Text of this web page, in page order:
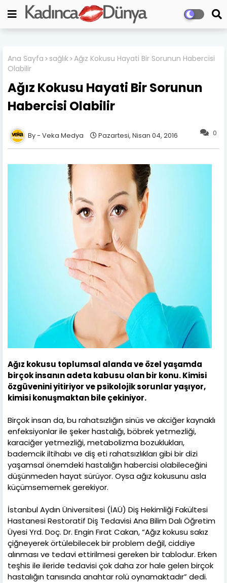
Ana Sayfa sağlık Ağız Kokusu Hayati Bir Sorunun Habercisi
Olabilir
Ağız Kokusu Hayati Bir Sorunun
Habercisi Olabilir
0
Veka Medya Pazartesi, Nisan 04, 2016
Ağız kokusu toplumsal alanda ve özel yaşamda
birçok insanın adeta kabusu olan bir konu. Kimisi
özgüvenini yitiriyor ve psikolojik sorunlar yaşıyor,
kimisi konuşmaktan bile çekiniyor.
Birçok insan da, bu rahatsızlığın sinüs ve akciğer kaynaklı
enfeksiyonlar ile şeker hastalığı, böbrek yetmezliği,
karaciğer yetmezliği, metabolizma bozuklukları,
bademcik iltihabı ve diş eti rahatsızlıkları gibi bir dizi
yaşamsal önemdeki hastalığın habercisi olabileceğini
düşünmeden hayat sürüyor. Oysa ağız kokusunu asla
küçümsememek gerekiyor.
İstanbul Aydın Üniversitesi (İAÜ) Diş Hekimliği Fakültesi
Hastanesi Restoratif Diş Tedavisi Ana Bilim Dalı Öğretim
Üyesi Yrd. Doç. Dr. Engin Fırat Cakan, “Ağız kokusu sakız
çiğneyerek örtülebilecek bir problem değil, ciddiye
alınması ve tedavi ettirilmesi gereken bir tablodur. Erken
teşhis ile ileride tedavisi çok daha zor hale gelen birçok
hastalığın tanısında anahtar rolü oynamaktadır” dedi.